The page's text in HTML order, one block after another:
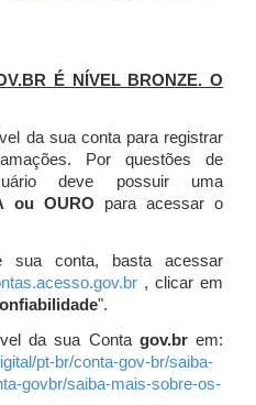
É NÍVEL BRONZE. O
da sua conta para registrar
Por questões de
deve possuir uma
ou OURO para acessar o
conta, basta acessar
, clicar em
".
da sua Conta gov.brem:
pt-br/conta-gov-br/saiba-
govbr/saiba-mais-sobre-os-